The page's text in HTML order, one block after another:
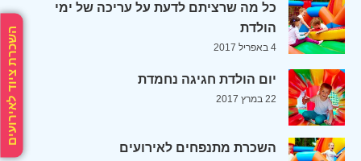
השכרת ציוד לאירועים
כל מה שרציתם לדעת על עריכה של ימי
הולדת
4 באפריל 2017
יום הולדת חגיגה נחמדת
22 במרץ 2017
השכרת מתנפחים לאירועים